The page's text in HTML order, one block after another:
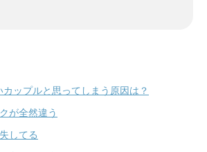
ップルと思ってしまう原因は？
が全然違う
してる